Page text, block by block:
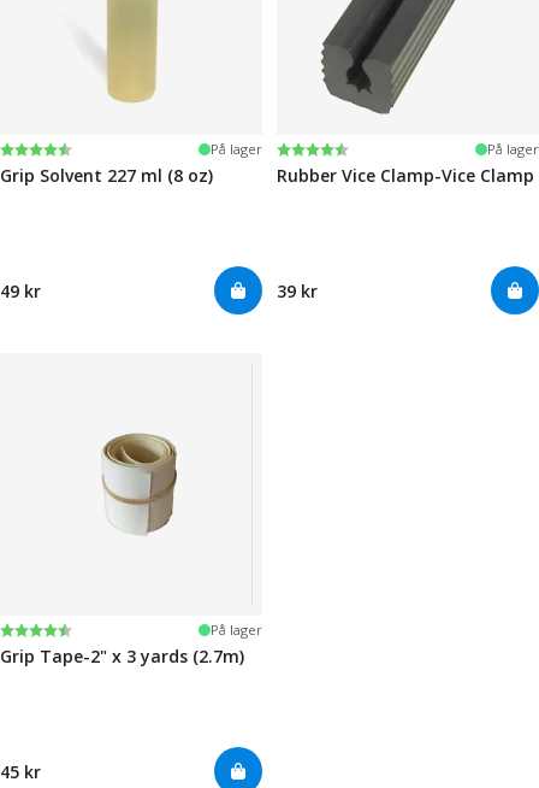
Karakter:
4.6 av 5 mulige På lager
Grip Solvent 227 ml (8 oz)
49 kr
Karakter:
4.6 av 5 mulige På lager
Rubber Vice Clamp-Vice Clamp
39 kr
Karakter:
4.5 av 5 mulige På lager
Grip Tape-2" x 3 yards (2.7m)
45 kr